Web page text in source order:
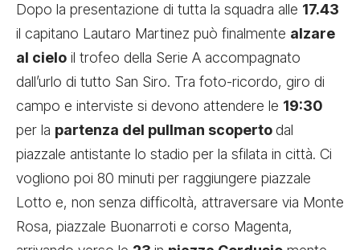
Dopo la presentazione di tutta la squadra alle 17.43
il capitano Lautaro Martinez può finalmente alzare
al cielo il trofeo della Serie A accompagnato
dall’urlo di tutto San Siro. Tra foto-ricordo, giro di
campo e interviste si devono attendere le 19:30
per la partenza del pullman scopertodal
piazzale antistante lo stadio per la sfilata in città. Ci
vogliono poi 80 minuti per raggiungere piazzale
Lotto e, non senza difficoltà, attraversare via Monte
Rosa, piazzale Buonarroti e corso Magenta,